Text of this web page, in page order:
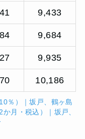
9,433
9,684
9,935
10,186
％）｜坂戸、鶴ヶ島
月・税込）｜坂戸、